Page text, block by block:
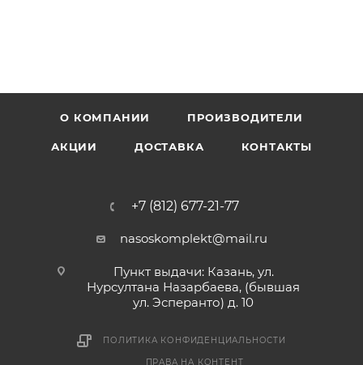
О КОМПАНИИ ПРОИЗВОДИТЕЛИ
АКЦИИ ДОСТАВКА КОНТАКТЫ
+7 (812) 677-21-77
nasoskomplekt@mail.ru
Пункт выдачи: Казань, ул.
Нурсултана Назарбаева, (бывшая
ул. Эсперанто) д. 10
ПОЛИТИКА КОНФИДЕНЦИАЛЬНОСТИ
ПРАВА НА КОНТЕНТ